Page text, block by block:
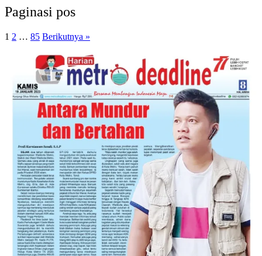
Paginasi pos
1 2 … 85 Berikutnya »